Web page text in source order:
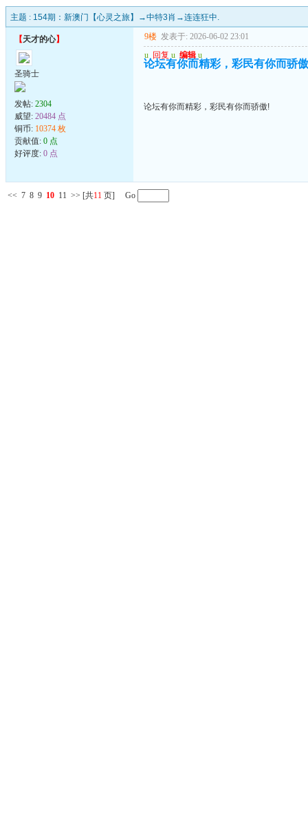
主题 : 154期：新澳门【心灵之旅】→中特3肖→连连狂中.
【天才的心】
圣骑士
发帖: 2304
威望: 20484 点
铜币: 10374 枚
贡献值: 0 点
好评度: 0 点
9楼 发表于: 2026-06-02 23:01
u 回复 u 编辑 u
论坛有你而精彩，彩民有你而骄
论坛有你而精彩，彩民有你而骄傲!
<< 7 8 9 10 11 >> [共11 页] Go